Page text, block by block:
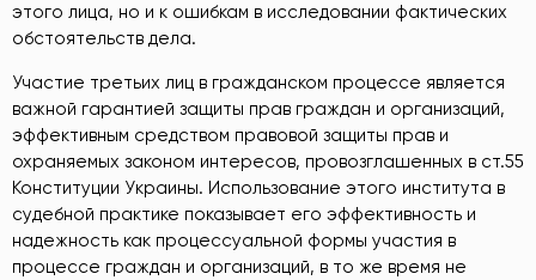
этого лица, но и к ошибкам в исследовании фактических
обстоятельств дела.
Участие третьих лиц в гражданском процессе является
важной гарантией защиты прав граждан и организаций,
эффективным средством правовой защиты прав и
охраняемых законом интересов, провозглашенных в ст.55
Конституции Украины. Использование этого института в
судебной практике показывает его эффективность и
надежность как процессуальной формы участия в
процессе граждан и организаций, в то же время не